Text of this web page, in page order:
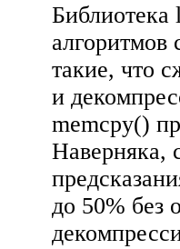
Библиотека
алгоритмов
такие, что
и
memcpy()
Наверняка,
до 50% без